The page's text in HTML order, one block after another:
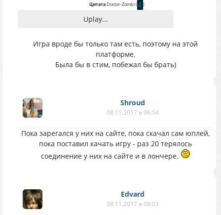
ЦитатаDoctor-Zombi( )
Uplay...
Игра вроде бы только там есть, поэтому на этой
платформе.
Была бы в стим, побежал бы брать)
Shroud
08.11.2017 в 06:54
Пока зарегался у них на сайте, пока скачал сам юплей,
пока поставил качать игру - раз 20 терялось
соединение у них на сайте и в лончере.
Edvard
08.11.2017 в 08:03